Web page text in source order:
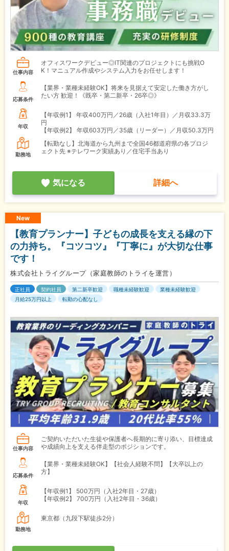
仕事内容
オフィスワークデビュー◎IT関連のプロジェクトにも挑戦O
K！マニュアル作成やシステム入力をお任せします！
応募条件
【業界・業種未経験OK】将来を見据えて安定した働き方がし
たい方 歓迎！《既卒・第二新卒・26卒◎》
年収
【年収例1】
年収400万円／26歳（入社1年目）／月収33.3万
円
【年収例2】
年収603万円／35歳（リーダー）／月収50.3万円
勤務地
【転勤なし】北海道から九州まで全国46都道府県の各プロジ
ェクト先 ※テレワーク実績あり／住宅手当あり
気になる 詳細へ
New
【教育プランナー】子どもの成長を支える縁の下
の力持ち。『コツコツ』『丁寧に』が大切な仕事
です！
株式会社トライグループ（家庭教師のトライを運営）
正社員 契約社員 第二新卒歓迎 職種未経験歓迎
業種未経験歓迎
月給25万円以上
転勤の心配なし
仕事内容
ご契約いただいた生徒や保護者へ長期的に寄り添い、目標達成
や成績向上を支える伴走型のポジションです。
応募条件
【業界・業種未経験OK】【社会人経験不問】【大卒以上の
方】
年収
【年収例1】
500万円（入社2年目・27歳）
【年収例2】
700万円（入社2年目・36歳）
勤務地
東京都（九段下駅徒歩2分）